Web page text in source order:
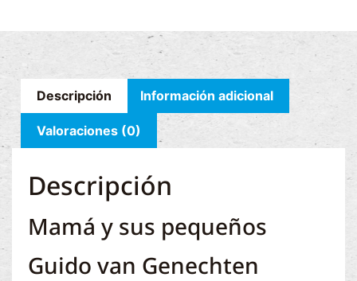
Descripción Información adicional
Valoraciones (0)
Descripción
Mamá y sus pequeños
Guido van Genechten